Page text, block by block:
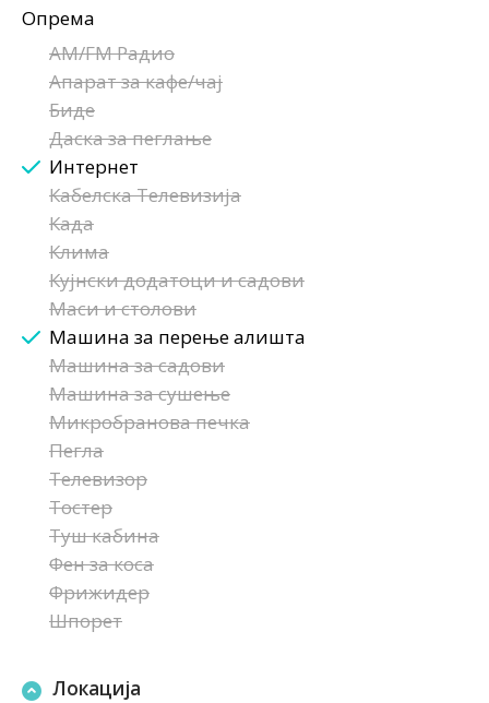
Опрема
AM/FM Радио
Апарат за кафе/чај
Биде
Даска за пеглање
Интернет
Кабелска Телевизија
Када
Клима
Кујнски додатоци и садови
Маси и столови
Машина за перење алишта
Машина за садови
Машина за сушење
Микробранова печка
Пегла
Телевизор
Тостер
Туш кабина
Фен за коса
Фрижидер
Шпорет
Локација